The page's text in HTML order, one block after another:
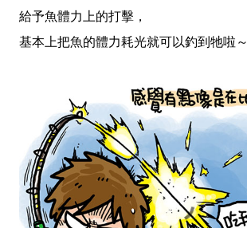
給予魚體力上的打擊，
基本上把魚的體力耗光就可以釣到牠啦～